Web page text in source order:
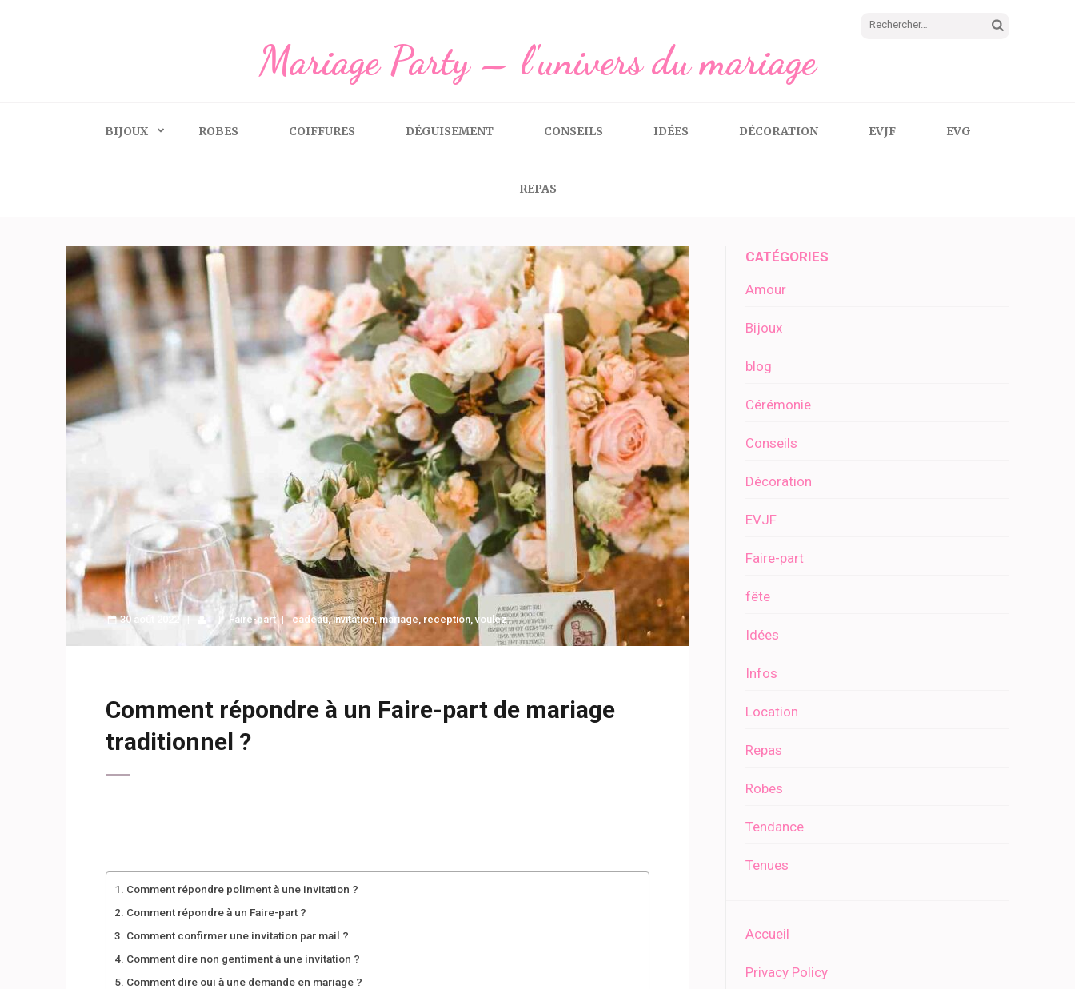
Rechercher :
Mariage Party – l'univers du mariage
BIJOUX ROBES COIFFURES DÉGUISEMENT CONSEILS IDÉES DÉCORATION EVJF EVG
REPAS
30 août 2022 Faire-part cadeau,invitation,mariage,reception,voulez
Comment répondre à un Faire-part de mariage
traditionnel ?
Comment répondre poliment à une invitation ?
Comment répondre à un Faire-part ?
Comment confirmer une invitation par mail ?
Comment dire non gentiment à une invitation ?
Comment dire oui à une demande en mariage ?
CATÉGORIES
Amour
Bijoux
blog
Cérémonie
Conseils
Décoration
EVJF
Faire-part
fête
Idées
Infos
Location
Repas
Robes
Tendance
Tenues
Accueil
Privacy Policy